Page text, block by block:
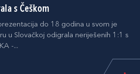
s Češkom
do 18 godina u svom je
u Slovačkoj odigrala neriješenih 1:1 s
-...